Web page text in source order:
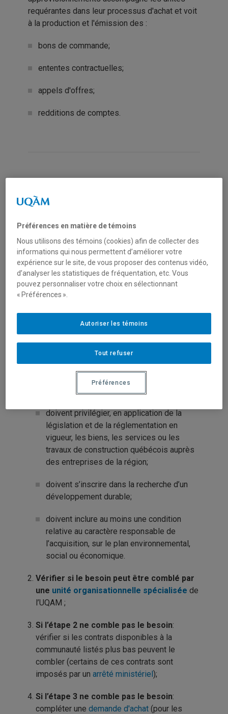
requérantes dans leur processus d'achat et voit
à la production et l'émission des :
bons de commande;
ententes contractuelles;
appels d'offres;
redditions de comptes.
l’ensemble de biens, services ou travaux de
construction dont on envisage l’acquisition
dans un horizon de temps prévisible (ex. : 3
ans; durée du projet), quelle que soit la source
de financement. Dans l’établissement du
exigences afin d’obtenir le bien, le service ou
exigences :
ne doivent pas viser à restreindre la
concurrence ni à scinder le besoin dans
l’objectif d’éluder une obligation;
doivent privilégier, en application de la
législation et de la réglementation en
vigueur, les biens, les services ou les
travaux de construction québécois auprès
des entreprises de la région;
doivent s’inscrire dans la recherche d’un
développement durable;
doivent inclure au moins une condition
relative au caractère responsable de
l’acquisition, sur le plan environnemental,
social ou économique.
Vérifier si le besoin peut être comblé par
une unité organisationnelle spécialisée de
l’UQAM ;
Si l’étape 2 ne comble pas le besoin:
vérifier si les contrats disponibles à la
communauté listés plus bas peuvent le
combler (certains de ces contrats sont
imposés par un arrêté ministériel);
Si l’étape 3 ne comble pas le besoin:
compléter une demande d'achat (pour les
Préférences en matière de témoins
Nous utilisons des témoins (cookies) afin de collecter des
informations qui nous permettent d’améliorer votre
expérience sur le site, de vous proposer des contenus vidéo,
d’analyser les statistiques de fréquentation, etc. Vous
pouvez personnaliser votre choix en sélectionnant
« Préférences ».
Tout refuser
Autoriser les témoins
Préférences